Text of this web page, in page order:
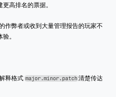
高排名的票据。
作弊者或收到大量管理报告的玩家不
。
释格式 major.minor.patch 清楚传达